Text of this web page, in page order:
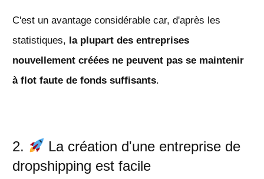
C'est un avantage considérable car, d'après les
statistiques, la plupart des entreprises
nouvellement créées ne peuvent pas se maintenir
à flot faute de fonds suffisants.
2.
La création d'une entreprise de
dropshipping est facile